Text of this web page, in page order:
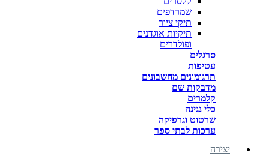
שמרדפים
תיקי ציור
תיקיות אוגדנים
ופולדרים
סרגלים
עטיפות
תרגומונים מחשבונים
מדבקות שם
קלמרים
כלי נגינה
שרטוט וגרפיקה
ערכות לבתי ספר
יצירה